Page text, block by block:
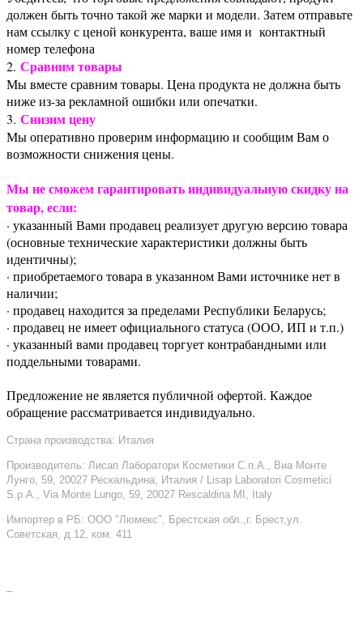
должен быть точно такой же марки и модели. Затем отправьте
нам ссылку с ценой конкурента, ваше имя и контактный
номер телефона
2. Сравним товары
Мы вместе сравним товары. Цена продукта не должна быть
ниже из-за рекламной ошибки или опечатки.
3. Снизим цену
Мы оперативно проверим информацию и сообщим Вам о
возможности снижения цены.
Мы не сможем гарантировать индивидуальную скидку на
товар, если:
· указанный Вами продавец реализует другую версию товара
(основные технические характеристики должны быть
идентичны);
· приобретаемого товара в указанном Вами источнике нет в
наличии;
· продавец находится за пределами Республики Беларусь;
· продавец не имеет официального статуса (ООО, ИП и т.п.)
· указанный вами продавец торгует контрабандными или
поддельными товарами.
Предложение не является публичной офертой. Каждое
обращение рассматривается индивидуально.
Страна производства: Италия
Производитель: Лисап Лаборатори Косметики С.п.А., Виа Монте
Лунго, 59, 20027 Рескальдина, Италия / Lisap Laboratori Cosmetici
S.p.A., Via Monte Lungo, 59, 20027 Rescaldina MI, Italy
Импортер в РБ: ООО "Люмекс", Брестская обл.,г. Брест,ул.
Советская, д.12, ком. 411
–